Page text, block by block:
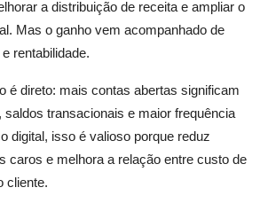
a distribuição de receita e ampliar o
Mas o ganho vem acompanhado de
rentabilidade.
é direto: mais contas abertas significam
transacionais e maior frequência
digital, isso é valioso porque reduz
caros e melhora a relação entre custo de
cliente.